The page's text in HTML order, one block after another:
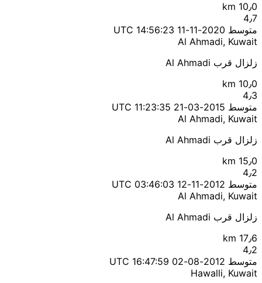
10٫0 km
4٫7
متوسط 2020-11-11 14:56:23 UTC
Al Ahmadi, Kuwait
زلزال قرب Al Ahmadi
10٫0 km
4٫3
متوسط 2015-03-21 11:23:35 UTC
Al Ahmadi, Kuwait
زلزال قرب Al Ahmadi
15٫0 km
4٫2
متوسط 2012-11-12 03:46:03 UTC
Al Ahmadi, Kuwait
زلزال قرب Al Ahmadi
17٫6 km
4٫2
متوسط 2012-08-02 16:47:59 UTC
Hawalli, Kuwait